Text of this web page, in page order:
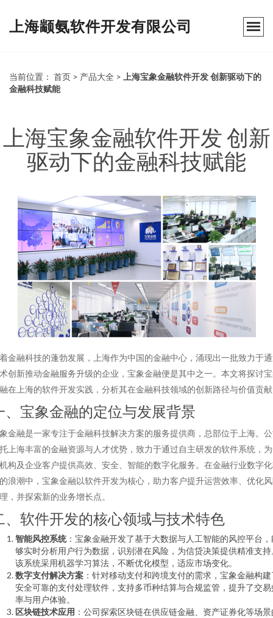
上海颛氨软件开发有限公司
当前位置： 首页 > 产品大全 >
上海宝象金融软件开发 创新驱动下的
金融科技赋能
上海宝象金融软件开发 创新
驱动下的金融科技赋能
金融科技的蓬勃发展，上海作为中国的金融中心，涌现出一批致力于
创新推动金融服务升级的企业，宝象金融便是其中之一。本文将探讨
在上海的软件开发实践，分析其在金融科技领域的创新路径与价值贡
、宝象金融的定位与发展背景
金融是一家专注于金融科技解决方案的服务提供商，总部位于上海。
上海丰富的金融资源与人才优势，致力于通过自主研发的软件系统，
构及企业客户提供高效、安全、智能的数字化服务。在金融行业数字
浪潮中，宝象金融以软件开发为核心，助力客户提升运营效率、优化
，并探索新的业务增长点。
、软件开发的核心领域与技术特色
智能风控系统：宝象金融开发了基于大数据与人工智能的风控平台，
够实时分析用户行为数据，识别潜在风险，为信贷决策提供精准支持
该系统采用机器学习算法，不断优化模型，适应市场变化。
数字支付解决方案 ：针对移动支付和跨境支付的需求，宝象金融构
安全可靠的支付处理软件，支持多币种结算与合规监管，提升了交易
率与用户体验。
区块链技术应用 ：公司探索区块链在供应链金融、资产证券化等场景